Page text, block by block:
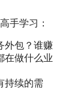
手学习：
外包？谁赚
在做什么业
持续的需